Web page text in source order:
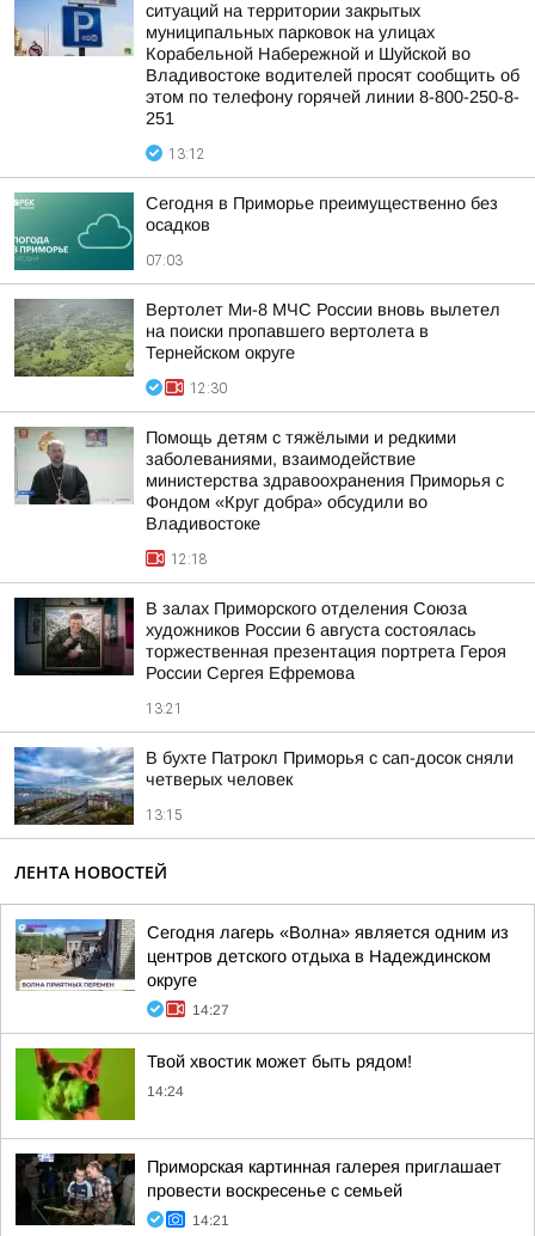
ситуаций на территории закрытых
муниципальных парковок на улицах
Корабельной Набережной и Шуйской во
Владивостоке водителей просят сообщить об
этом по телефону горячей линии 8-800-250-8-
251
13:12
Сегодня в Приморье преимущественно без
осадков
07:03
Вертолет Ми-8 МЧС России вновь вылетел
на поиски пропавшего вертолета в
Тернейском округе
12:30
Помощь детям с тяжёлыми и редкими
заболеваниями, взаимодействие
министерства здравоохранения Приморья с
Фондом «Круг добра» обсудили во
Владивостоке
12:18
В залах Приморского отделения Союза
художников России 6 августа состоялась
торжественная презентация портрета Героя
России Сергея Ефремова
13:21
В бухте Патрокл Приморья с сап-досок сняли
четверых человек
13:15
ЛЕНТА НОВОСТЕЙ
Сегодня лагерь «Волна» является одним из
центров детского отдыха в Надеждинском
округе
14:27
Твой хвостик может быть рядом!
14:24
Приморская картинная галерея приглашает
провести воскресенье с семьей
14:21